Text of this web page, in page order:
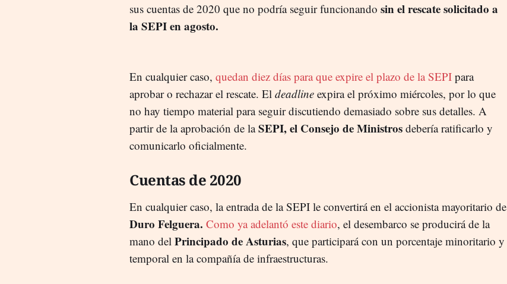
sus cuentas de 2020 que no podría seguir funcionando sin el rescate solicitado a
la SEPI en agosto.
En cualquier caso, quedan diez días para que expire el plazo de la SEPI para
aprobar o rechazar el rescate. El deadline expira el próximo miércoles, por lo que
no hay tiempo material para seguir discutiendo demasiado sobre sus detalles. A
partir de la aprobación de laSEPI, el Consejo de Ministros debería ratificarlo y
comunicarlo oficialmente.
Cuentas de 2020
En cualquier caso, la entrada de la SEPI le convertirá en el accionista mayoritario de
Duro Felguera. Como ya adelantó este diario, el desembarco se producirá de la
mano del Principado de Asturias, que participará con un porcentaje minoritario y
temporal en la compañía de infraestructuras.